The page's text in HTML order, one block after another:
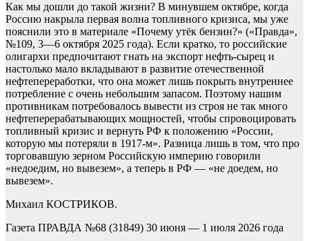
Как мы дошли до такой жизни? В минувшем октябре, когда
Россию накрыла первая волна топливного кризиса, мы уже
пояснили это в материале «Почему утёк бензин?» («Правда»,
№109, 3—6 октября 2025 года). Если кратко, то российские
олигархи предпочитают гнать на экспорт нефть-сырец и
настолько мало вкладывают в развитие отечественной
нефтепереработки, что она может лишь покрыть внутреннее
потребление с очень небольшим запасом. Поэтому нашим
противникам потребовалось вывести из строя не так много
нефтеперерабатывающих мощностей, чтобы спровоцировать
топливный кризис и вернуть РФ к положению «России,
которую мы потеряли в 1917-м». Разница лишь в том, что про
торговавшую зерном Российскую империю говорили
«недоедим, но вывезем», а теперь в РФ — «не доедем, но
вывезем».
Михаил КОСТРИКОВ.
Газета ПРАВДА №68 (31849) 30 июня — 1 июля 2026 года